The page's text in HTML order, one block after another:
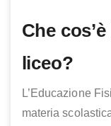
Che
liceo?
L’Educazione
materia